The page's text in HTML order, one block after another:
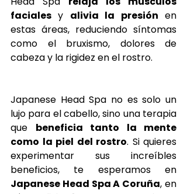
faciales y alivia la presión en
estas áreas, reduciendo síntomas
como el bruxismo, dolores de
cabeza y la rigidez en el rostro.
Japanese Head Spa no es solo un
lujo para el cabello, sino una terapia
que beneficia tanto la mente
como la piel del rostro. Si quieres
experimentar sus increíbles
Japanese Head Spa A Coruña, en